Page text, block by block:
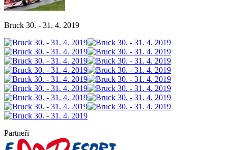
Bruck 30. - 31. 4. 2019
Partneři